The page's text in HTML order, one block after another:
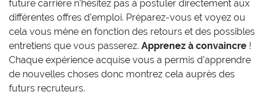
future carrière n’hésitez pas à postuler directement aux
différentes offres d’emploi. Préparez-vous et voyez ou
cela vous mène en fonction des retours et des possibles
entretiens que vous passerez. Apprenez à convaincre !
Chaque expérience acquise vous a permis d’apprendre
de nouvelles choses donc montrez cela auprès des
futurs recruteurs.